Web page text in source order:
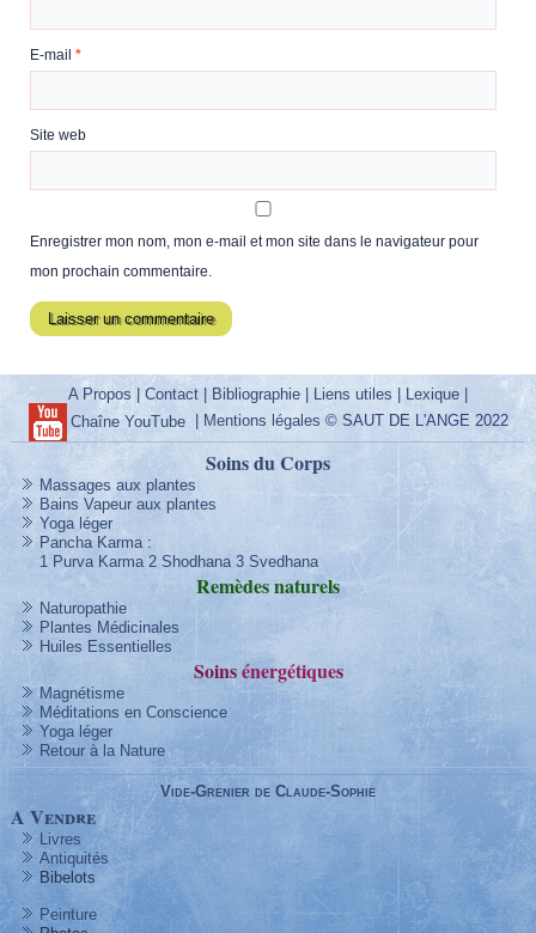
E-mail*
Site web
Enregistrer mon nom, mon e-mail et mon site dans le navigateur pour
mon prochain commentaire.
A Propos |Contact Bibliographie Liens utiles Lexique
Chaîne YouTube| Mentions légales © SAUT DE L'ANGE 2022
Soins du Corps
Massages aux plantes
Bains Vapeur aux plantes
Yoga léger
Pancha Karma:
1 Purva Karma 2 Shodhana 3 Svedhana
Remèdesnaturels
Naturopathie
Plantes Médicinales
Huiles Essentielles
Soinsénergétiques
Magnétisme
Méditations en Conscience
Yoga léger
Retour à la Nature
Vide-Grenier de Claude-Sophie
A Vendre
Livres
Antiquités
Bibelots
Peinture